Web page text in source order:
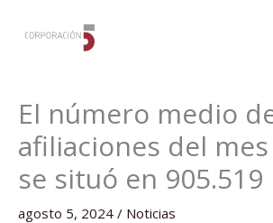
El número medio
afiliaciones del
se situó en 905.519
agosto 5, 2024 / Noticias